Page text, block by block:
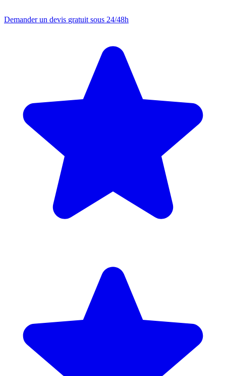
Demander un devis gratuit sous 24/48h